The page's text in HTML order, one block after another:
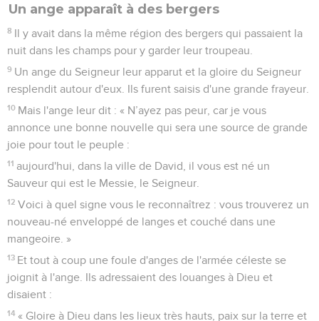
Un ange apparaît à des bergers
8 Il y avait dans la même région des bergers qui passaient la
nuit dans les champs pour y garder leur troupeau.
9 Un ange du Seigneur leur apparut et la gloire du Seigneur
resplendit autour d'eux. Ils furent saisis d'une grande frayeur.
10 Mais l'ange leur dit : « N’ayez pas peur, car je vous
annonce une bonne nouvelle qui sera une source de grande
joie pour tout le peuple :
11 aujourd'hui, dans la ville de David, il vous est né un
Sauveur qui est le Messie, le Seigneur.
12 Voici à quel signe vous le reconnaîtrez : vous trouverez un
nouveau-né enveloppé de langes et couché dans une
mangeoire. »
13 Et tout à coup une foule d'anges de l'armée céleste se
joignit à l'ange. Ils adressaient des louanges à Dieu et
disaient :
14 « Gloire à Dieu dans les lieux très hauts, paix sur la terre et